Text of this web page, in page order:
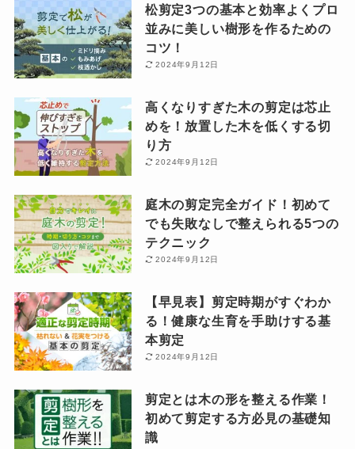
松剪定3つの基本と効率よくプロ
並みに美しい樹形を作るための
コツ！
2024年9月12日
高くなりすぎた木の剪定は芯止
めを！放置した木を低くする切
り方
2024年9月12日
庭木の剪定完全ガイド！初めて
でも失敗なしで整えられる5つの
テクニック
2024年9月12日
【早見表】剪定時期がすぐわか
る！健康な生育を手助けする基
本剪定
2024年9月12日
剪定とは木の形を整える作業！
初めて剪定する方必見の基礎知
識